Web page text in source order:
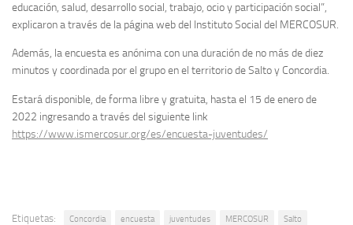
educación, salud, desarrollo social, trabajo, ocio y participación social”,
explicaron a través de la página web del Instituto Social del MERCOSUR.
Además, la encuesta es anónima con una duración de no más de diez
minutos y coordinada por el grupo en el territorio de Salto y Concordia.
Estará disponible, de forma libre y gratuita, hasta el 15 de enero de
2022 ingresando a través del siguiente link
https://www.ismercosur.org/es/encuesta-juventudes/
Etiquetas: Concordia encuesta juventudes MERCOSUR Salto